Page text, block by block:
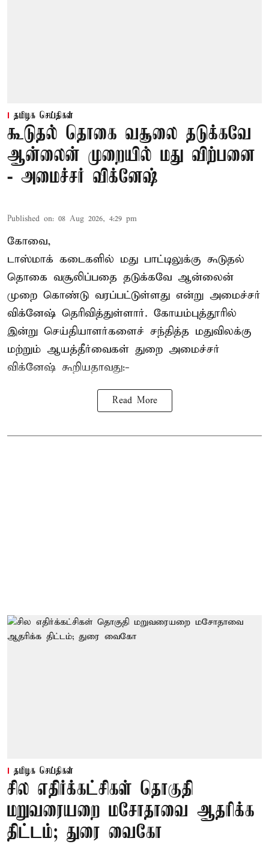
தமிழக செய்திகள்
கூடுதல் தொகை வசூலை தடுக்கவே
ஆன்லைன் முறையில் மது விற்பனை
- அமைச்சர் விக்னேஷ்
Published on: 08 Aug 2026, 4:29 pm
கோவை,
டாஸ்மாக் கடைகளில் மது பாட்டிலுக்கு கூடுதல்
தொகை வசூலிப்பதை தடுக்கவே ஆன்லைன்
முறை கொண்டு வரப்பட்டுள்ளது என்று அமைச்சர்
விக்னேஷ் தெரிவித்துள்ளார். கோயம்புத்தூரில்
இன்று செய்தியாளர்களைச் சந்தித்த மதுவிலக்கு
மற்றும் ஆயத்தீர்வைகள் துறை அமைச்சர்
விக்னேஷ் கூறியதாவது:-
Read More
தமிழக செய்திகள்
சில எதிர்க்கட்சிகள் தொகுதி
மறுவரையறை மசோதாவை ஆதரிக்க
திட்டம்; துரை வைகோ